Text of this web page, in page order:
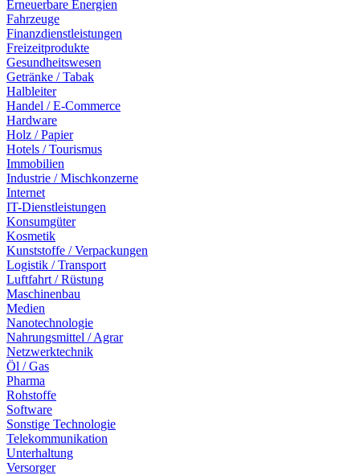
Erneuerbare Energien
Fahrzeuge
Finanzdienstleistungen
Freizeitprodukte
Gesundheitswesen
Getränke / Tabak
Halbleiter
Handel / E-Commerce
Hardware
Holz / Papier
Hotels / Tourismus
Immobilien
Industrie / Mischkonzerne
Internet
IT-Dienstleistungen
Konsumgüter
Kosmetik
Kunststoffe / Verpackungen
Logistik / Transport
Luftfahrt / Rüstung
Maschinenbau
Medien
Nanotechnologie
Nahrungsmittel / Agrar
Netzwerktechnik
Öl / Gas
Pharma
Rohstoffe
Software
Sonstige Technologie
Telekommunikation
Unterhaltung
Versorger